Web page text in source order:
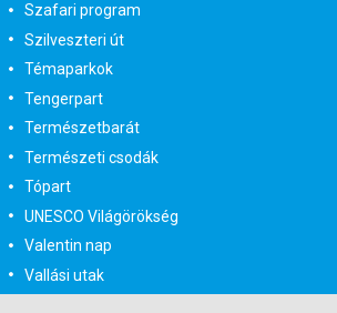
Szafari program
Szilveszteri út
Témaparkok
Tengerpart
Természetbarát
Természeti csodák
Tópart
UNESCO Világörökség
Valentin nap
Vallási utak